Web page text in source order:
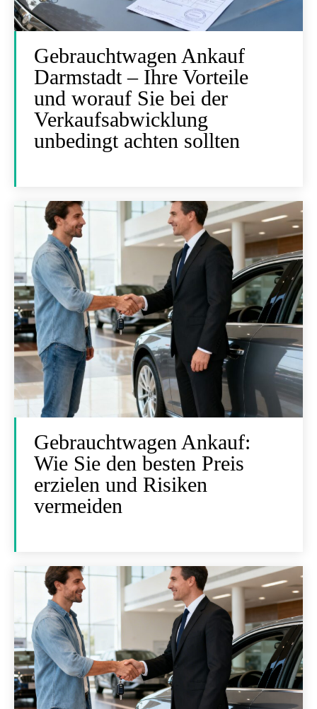
Gebrauchtwagen Ankauf
Darmstadt – Ihre Vorteile
und worauf Sie bei der
Verkaufsabwicklung
unbedingt achten sollten
Gebrauchtwagen Ankauf:
Wie Sie den besten Preis
erzielen und Risiken
vermeiden